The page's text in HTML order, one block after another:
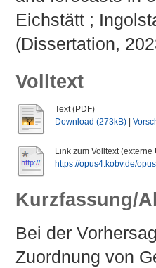
Eichstätt ;
(Dissertation,
Volltext
Text (PDF)
Download (273kB)
Link zum Volltext (externe
https://opus4.kobv.de/
Kurzfassung/
Bei der
Zuordnung von